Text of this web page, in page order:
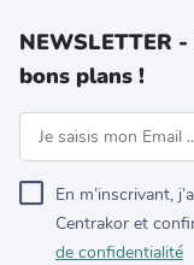
NEWSLETTER
bons plans !
En m’inscrivant,
Centrakor et
de confidentialité